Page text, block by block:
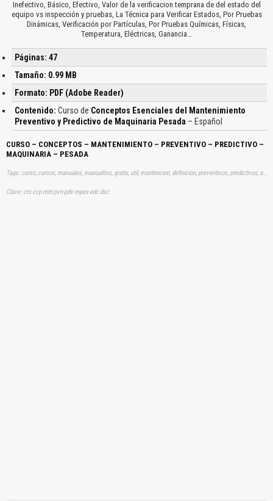
Inefectivo, Básico, Efectivo, Valor de la verificacion temprana de del estado del
equipo vs inspección y pruebas, La Técnica para Verificar Estados, Por Pruebas
Dinámicas, Verificación por Partículas, Por Pruebas Químicas, Físicas,
Temperatura, Eléctricas, Ganancia…
Páginas: 47
Tamaño: 0.99 MB
Formato: PDF (Adobe Reader)
Contenido: Curso de Conceptos Esenciales del Mantenimiento
Preventivo y Predictivo de Maquinaria Pesada – Español
CURSO – CONCEPTOS – MANTENIMIENTO – PREVENTIVO – PREDICTIVO –
MAQUINARIA – PESADA
Tags: curso, cursos, manuales, manualitos, gratis, util, mantencion, definicion, preventivos, predictivos, aprender, descargas
Clave: crs ccp mtn pvn pdv mpes edc dsc